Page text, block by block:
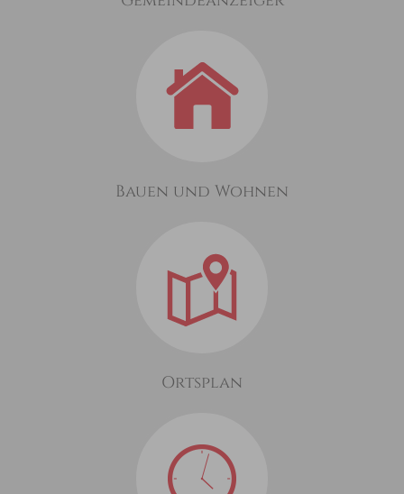
Bauen und Wohnen
Ortsplan